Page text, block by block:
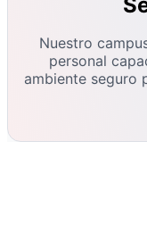
Nuestro
personal
ambiente seguro